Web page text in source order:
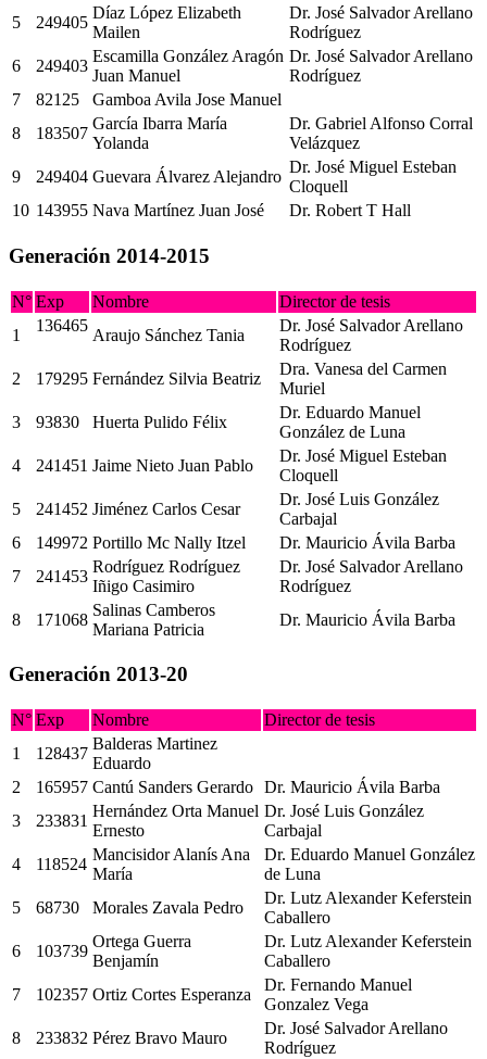
5 249405
Díaz López Elizabeth
Mailen
Dr. José Salvador Arellano
Rodríguez
6
249403
Escamilla González Aragón
Juan Manuel
Dr. José Salvador Arellano
Rodríguez
7
82125
Gamboa Avila Jose Manuel
8
183507
García Ibarra María
Yolanda
Dr. Gabriel Alfonso Corral
Velázquez
9
249404 Guevara Álvarez Alejandro
Dr. José Miguel Esteban
Cloquell
10 143955 Nava Martínez Juan José Dr. Robert T Hall
Generación 2014-2015
N° Exp Nombre
Director de tesis
1
136465
Araujo Sánchez Tania
Dr. José Salvador Arellano
Rodríguez
2
179295 Fernández Silvia Beatriz
Dra. Vanesa del Carmen
Muriel
3
93830 Huerta Pulido Félix
Dr. Eduardo Manuel
González de Luna
4
241451 Jaime Nieto Juan Pablo
Dr. José Miguel Esteban
Cloquell
5
241452 Jiménez Carlos Cesar
Dr. José Luis González
Carbajal
6
149972 Portillo Mc Nally Itzel
Dr. Mauricio Ávila Barba
7
241453
Rodríguez Rodríguez
Iñigo Casimiro
Dr. José Salvador Arellano
Rodríguez
8
171068
Salinas Camberos
Mariana Patricia
Dr. Mauricio Ávila Barba
Generación 2013-20
N° Exp Nombre
Director de tesis
1
128437
Balderas Martinez
Eduardo
2
165957 Cantú Sanders Gerardo Dr. Mauricio Ávila Barba
3
233831
Hernández Orta Manuel
Ernesto
Dr. José Luis González
Carbajal
4
118524
Mancisidor Alanís Ana
María
Dr. Eduardo Manuel González
de Luna
5
68730 Morales Zavala Pedro
Dr. Lutz Alexander Keferstein
Caballero
6
103739
Ortega Guerra
Benjamín
Dr. Lutz Alexander Keferstein
Caballero
7
102357 Ortiz Cortes Esperanza
Dr. Fernando Manuel
Gonzalez Vega
8
233832 Pérez Bravo Mauro
Dr. José Salvador Arellano
Rodríguez